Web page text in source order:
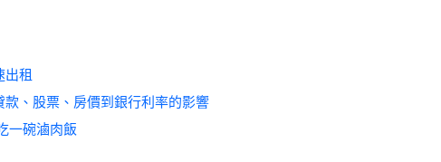
出租
款、股票、房價到銀行利率的影響
一碗滷肉飯